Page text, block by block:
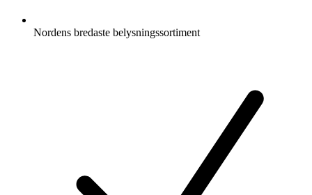
Nordens bredaste belysningssortiment